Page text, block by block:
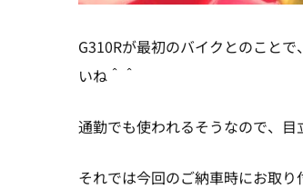
G310Rが最初のバイクとのこと
いね＾＾
通勤でも使われるそうなので、目
それでは今回のご納車時にお取り